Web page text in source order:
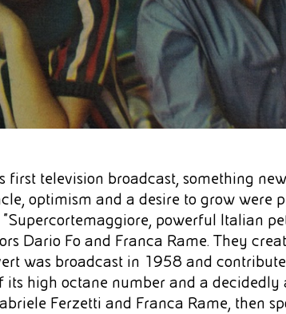
television broadcast, something
optimism and a desire to grow were
powerful Italian
Dario Fo and Franca Rame. They
was broadcast in 1958 and
its high octane number and a
Ferzetti and Franca Rame, then